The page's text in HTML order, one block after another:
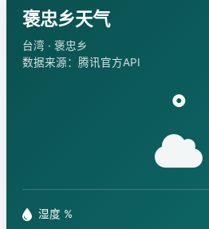
褒忠乡天气
台湾 · 褒忠乡
数据来源：腾讯官方API
°
湿度 %